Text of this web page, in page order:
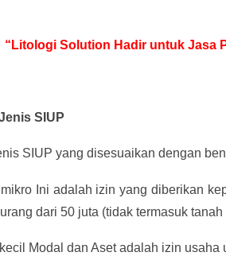
“Litologi Solution Hadir untuk Jasa
SIUP
SIUP yang disesuaikan dengan
Ini adalah izin yang diberikan
dari 50 juta (tidak termasuk
Modal dan Aset adalah izin